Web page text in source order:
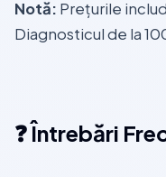
Notă: Prețurile
Diagnosticul de la
❓ Întrebări